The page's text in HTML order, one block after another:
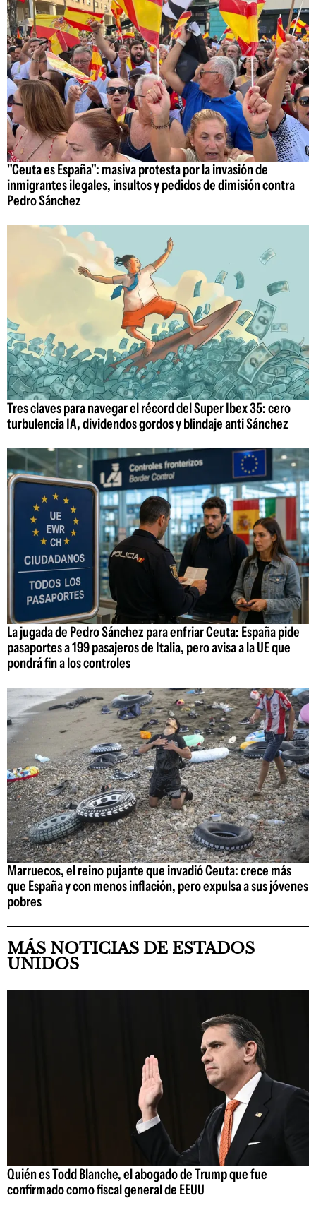
"Ceuta es España": masiva protesta por la invasión de
inmigrantes ilegales, insultos y pedidos de dimisión contra
Pedro Sánchez
Tres claves para navegar el récord del Super Ibex 35: cero
turbulencia IA, dividendos gordos y blindaje anti Sánchez
La jugada de Pedro Sánchez para enfriar Ceuta: España pide
pasaportes a 199 pasajeros de Italia, pero avisa a la UE que
pondrá fin a los controles
Marruecos, el reino pujante que invadió Ceuta: crece más
que España y con menos inflación, pero expulsa a sus jóvenes
pobres
MÁS NOTICIAS DE ESTADOS
UNIDOS
Quién es Todd Blanche, el abogado de Trump que fue
confirmado como fiscal general de EEUU